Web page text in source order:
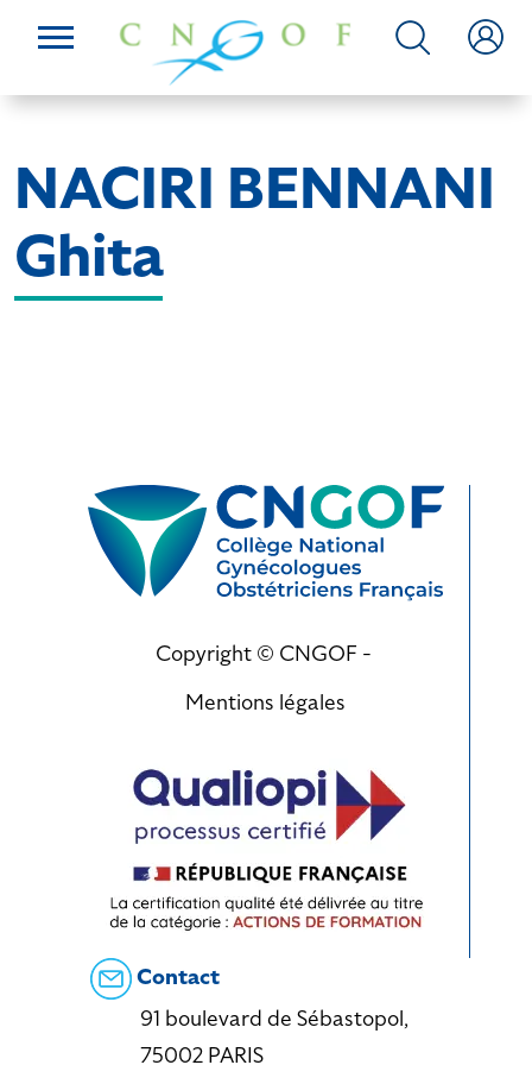
NACIRI BENNANI
Ghita
Copyright © CNGOF -
Mentions légales
Contact
91 boulevard de Sébastopol,
75002 PARIS